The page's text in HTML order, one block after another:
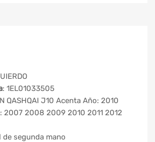
: 1EL01033505
QASHQAI J10 Acenta Año: 2010
: 2007 2008 2009 2010 2011 2012
de segunda mano